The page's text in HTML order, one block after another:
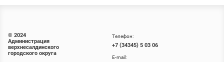
© 2024
Администрация
верхнесалдинского
городского округа
Телефон:
+7 (34345) 5 03 06
E-mail: